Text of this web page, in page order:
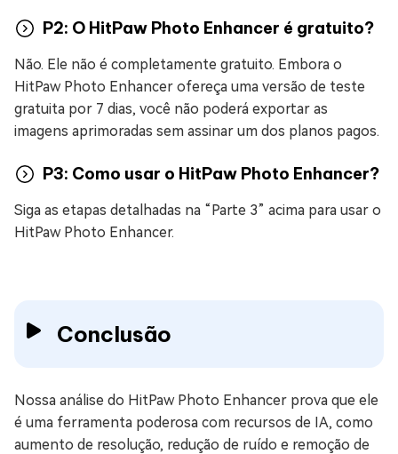
P2: O HitPaw Photo Enhancer é gratuito?
Não. Ele não é completamente gratuito. Embora o
HitPaw Photo Enhancer ofereça uma versão de teste
gratuita por 7 dias, você não poderá exportar as
imagens aprimoradas sem assinar um dos planos pagos.
P3: Como usar o HitPaw Photo Enhancer?
Siga as etapas detalhadas na “Parte 3” acima para usar o
HitPaw Photo Enhancer.
Conclusão
Nossa análise do HitPaw Photo Enhancer prova que ele
é uma ferramenta poderosa com recursos de IA, como
aumento de resolução, redução de ruído e remoção de